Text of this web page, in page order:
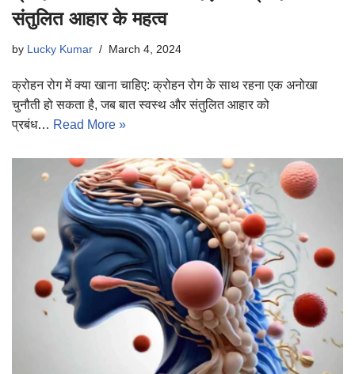
संतुलित आहार के महत्व
by Lucky Kumar March 4, 2024
क्रोहन रोग में क्या खाना चाहिए: क्रोहन रोग के साथ रहना एक अनोखा
चुनौती हो सकता है, जब बात स्वस्थ और संतुलित आहार को
प्रबंध… Read More »